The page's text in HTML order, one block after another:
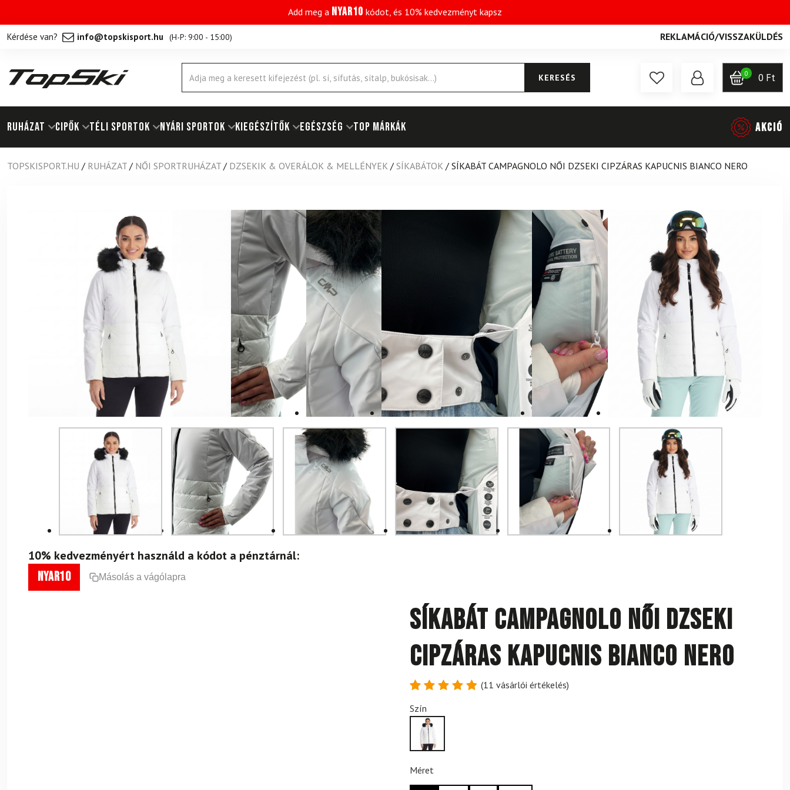
Add meg a NYAR10 kódot, és 10% kedvezményt kapsz
Kérdése van? info@topskisport.hu (H-P: 9:00 - 15:00) REKLAMÁCIÓ/VISSZAKÜLDÉS
Products
search
KERESÉS 0 0 Ft
RUHÁZAT Cipők TÉLI SPORTOK NYÁRI SPORTOK KIEGÉSZÍTŐK EGÉSZSÉG Top márkák AKCIÓ
TOPSKISPORT.HU / RUHÁZAT / NŐI SPORTRUHÁZAT / DZSEKIK & OVERÁLOK & MELLÉNYEK / SÍKABÁTOK / SÍKABÁT CAMPAGNOLO NŐI DZSEKI CIPZÁRAS KAPUCNIS BIANCO NERO
10% kedvezményért használd a kódot a pénztárnál:
nyar10 Másolás a vágólapra
Síkabát CAMPAGNOLO női dzseki
cipzáras kapucnis Bianco Nero
4.91
5-ből,
értékelés
alapján
(11 vásárlói értékelés)
Szín
Méret